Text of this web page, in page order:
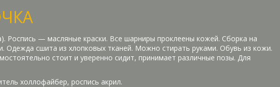
Роспись — масляные краски. Все шарниры проклеены кожей. Сборка на
Одежда сшита из хлопковых тканей. Можно стирать руками. Обувь из кожи.
стоит и уверенно сидит, принимает различные позы. Для
холлофайбер, роспись акрил.